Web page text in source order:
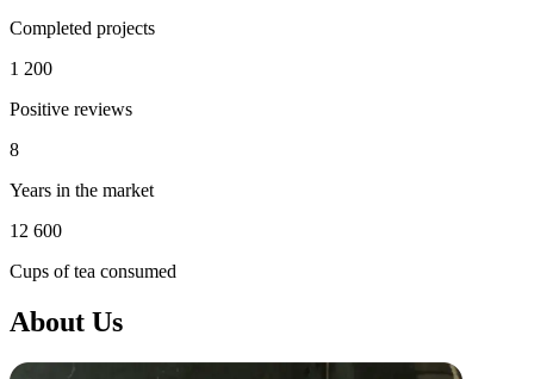
Completed projects
1 200
Positive reviews
8
Years in the market
12 600
Cups of tea consumed
About Us